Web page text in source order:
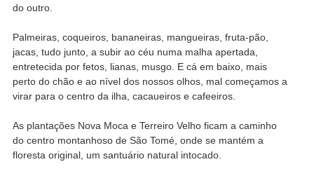
do outro.
Palmeiras, coqueiros, bananeiras, mangueiras, fruta-pão,
jacas, tudo junto, a subir ao céu numa malha apertada,
entretecida por fetos, lianas, musgo. E cá em baixo, mais
perto do chão e ao nível dos nossos olhos, mal começamos a
virar para o centro da ilha, cacaueiros e cafeeiros.
As plantações Nova Moca e Terreiro Velho ficam a caminho
do centro montanhoso de São Tomé, onde se mantém a
floresta original, um santuário natural intocado.